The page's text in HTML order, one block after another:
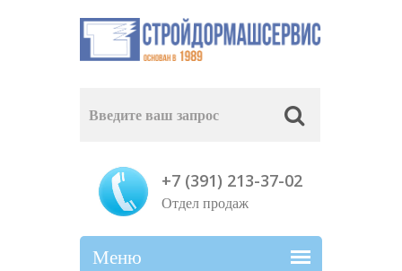
+7 (391) 213-37-02
Отдел продаж